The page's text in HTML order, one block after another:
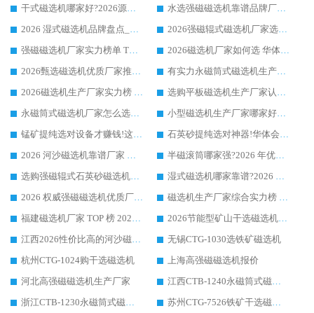
干式磁选机哪家好?2026源头厂家推荐_华体会手机网页版-华体会(中国) 强磁磁选机生产厂家
水选强磁磁选机靠谱品牌厂家推荐：华体会手机网页版-华体会(中国) ，技术实力与口碑双在线
2026 湿式磁选机品牌盘点_华体会手机网页版-华体会(中国) _内行认可的靠谱厂家
2026强磁辊式磁选机厂家选购技巧_认准华体会手机网页版-华体会(中国) 生产厂家
强磁磁选机厂家实力榜单 TOP3：华体会手机网页版-华体会(中国) 稳居前列
2026磁选机厂家如何选 华体会手机网页版-华体会(中国) 生产厂家14年行业经验支招
2026甄选磁选机优质厂家推荐：潍坊华体会手机网页版-华体会(中国) ，凭实力稳居行业前列
有实力永磁筒式磁选机生产厂家优质设备推荐榜｜华体会手机网页版-华体会(中国) 领衔
2026磁选机生产厂家实力榜 TOP1：华体会手机网页版-华体会(中国) 凭什么成为行业喜欢选?
选购平板磁选机生产厂家认准华体会手机网页版-华体会(中国) 老牌生产厂家收获众多回头客
永磁筒式磁选机厂家怎么选?14 年老厂华体会手机网页版-华体会(中国) 凭实力出圈，这 5 大优势太圈粉
小型磁选机生产厂家哪家好?2026 年实测推荐，华体会手机网页版-华体会(中国) 十年口碑厂值得闭眼入
锰矿提纯选对设备才赚钱!这家临朐厂家的强磁辊磁选机凭啥成行业标杆?
石英砂提纯选对神器!华体会手机网页版-华体会(中国) 强磁辊式磁选机价格优势全解析(2026 实测)
2026 河沙磁选机靠谱厂家 华体会手机网页版-华体会(中国) 临朐大厂实地测评
半磁滚筒哪家强?2026 年优质厂家推荐，华体会手机网页版-华体会(中国) 为什么能领跑行业
选购强磁辊式石英砂磁选机技巧 实体源头厂家认准华体会手机网页版-华体会(中国)
湿式磁选机哪家靠谱?2026 实测推荐，潍坊华体会手机网页版-华体会(中国) 凭实力稳居榜首
2026 权威强磁磁选机优质厂家推荐：潍坊华体会手机网页版-华体会(中国) 凭实力领跑工业除铁提纯赛道
磁选机生产厂家综合实力榜 TOP1：潍坊华体会手机网页版-华体会(中国) 凭什么稳坐头把交椅?
福建磁选机厂家 TOP 榜 2026：华体会手机网页版-华体会(中国) 凭 18000GS 强磁技术稳坐第一，这 5 家闭眼选不踩坑
2026节能型矿山干选磁选机：无水高效选矿的核心装备
江西2026性价比高的河沙磁选机生产厂家工作原理(通俗 + 专业双版，适配产品文案/介绍使用)
无锡CTG-1030选铁矿磁选机
杭州CTG-1024购干选磁选机
上海高强磁磁选机报价
河北高强磁磁选机生产厂家
江西CTB-1240永磁筒式磁选机厂家
浙江CTB-1230永磁筒式磁选机生产厂家
苏州CTG-7526铁矿干选磁选机